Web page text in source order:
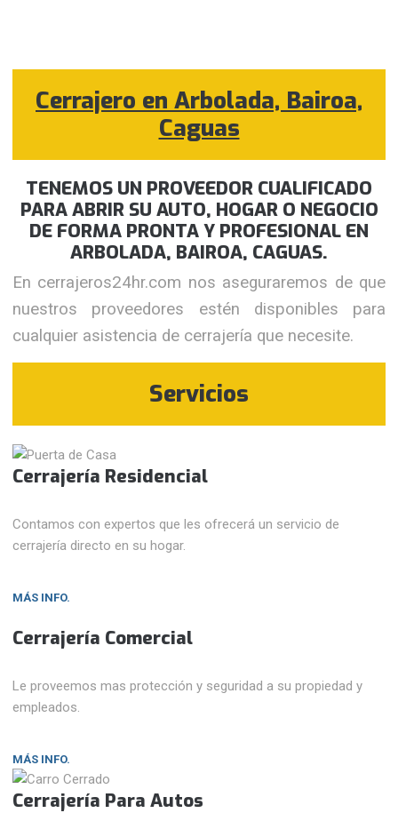
Cerrajero en Arbolada, Bairoa,
Caguas
TENEMOS UN PROVEEDOR CUALIFICADO
PARA ABRIR SU AUTO, HOGAR O NEGOCIO
DE FORMA PRONTA Y PROFESIONAL EN
ARBOLADA, BAIROA, CAGUAS.
En cerrajeros24hr.com nos aseguraremos de que
nuestros proveedores estén disponibles para
cualquier asistencia de cerrajería que necesite.
Servicios
Cerrajería Residencial
Contamos con expertos que les ofrecerá un servicio de
cerrajería directo en su hogar.
MÁS INFO.
Cerrajería Comercial
Le proveemos mas protección y seguridad a su propiedad y
empleados.
MÁS INFO.
Cerrajería Para Autos